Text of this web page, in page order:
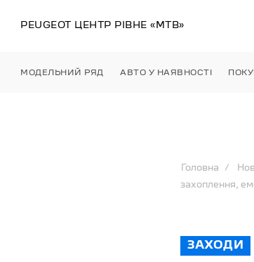
PEUGEOT ЦЕНТР РІВНЕ «МТВ»
МОДЕЛЬНИЙ РЯД АВТО У НАЯВНОСТІ
Головна
захоплення,
ЗАХОДИ